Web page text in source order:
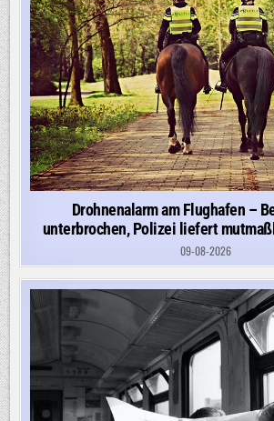
Drohnenalarm am Flughafen –
unterbrochen, Polizei liefert
09-08-2026